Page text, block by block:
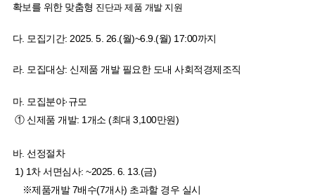
확보를 위한 맞춤형 진단과 제품 개발 지원
다. 모집기간: 2025. 5. 26.(월)~6.9.(월) 17:00까지
라. 모집대상: 신제품 개발 필요한 도내 사회적경제조직
마. 모집분야·규모
① 신제품 개발: 1개소 (최대 3,100만원)
바. 선정절차
1) 1차 서면심사: ~2025. 6. 13.(금)
※제품개발 7배수(7개사) 초과할 경우 실시